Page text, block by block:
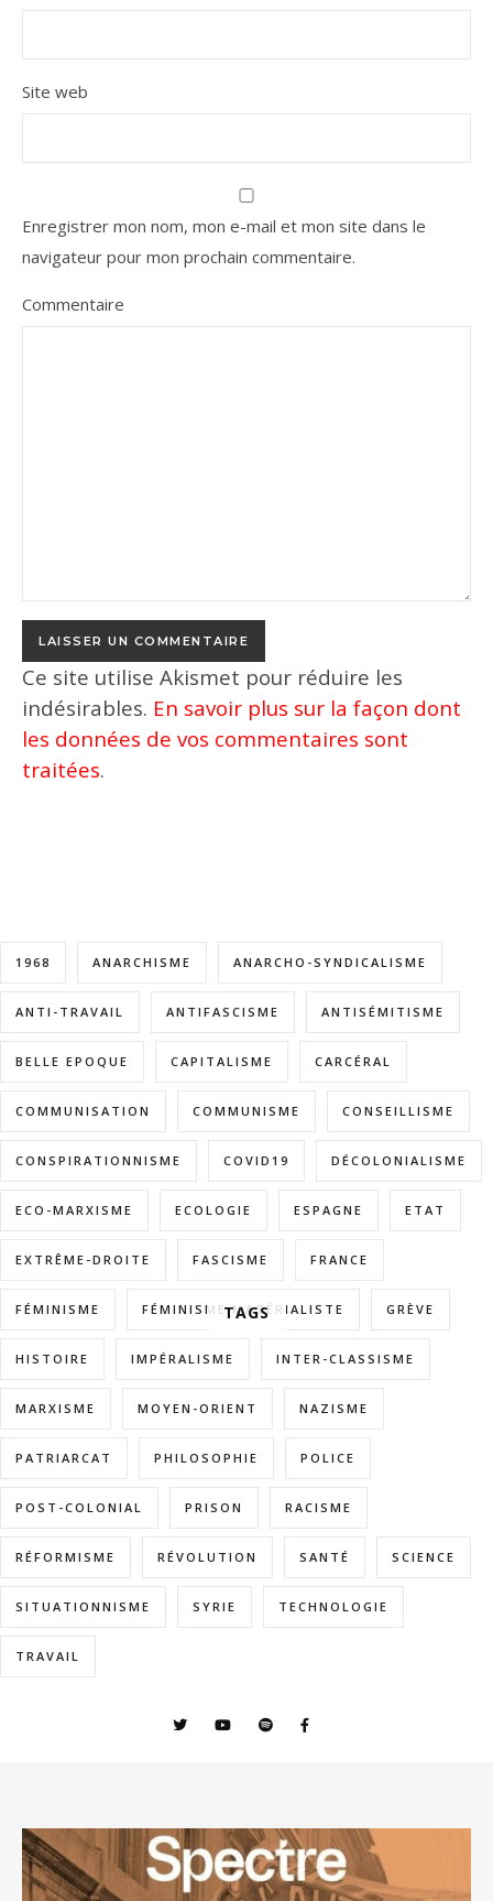
Site web
Enregistrer mon nom, mon e-mail et mon site dans le
navigateur pour mon prochain commentaire.
Commentaire
Ce site utilise Akismet pour réduire les
indésirables. En savoir plus sur la façon dont
les données de vos commentaires sont
traitées.
TAGS
1968 ANARCHISME ANARCHO-SYNDICALISME
ANTI-TRAVAIL ANTIFASCISME ANTISÉMITISME
BELLE EPOQUE CAPITALISME CARCÉRAL
COMMUNISATION COMMUNISME CONSEILLISME
CONSPIRATIONNISME COVID19 DÉCOLONIALISME
ECO-MARXISME ECOLOGIE ESPAGNE ETAT
EXTRÊME-DROITE FASCISME FRANCE
FÉMINISME FÉMINISME MATÉRIALISTE GRÈVE
HISTOIRE IMPÉRALISME INTER-CLASSISME
MARXISME MOYEN-ORIENT NAZISME
PATRIARCAT PHILOSOPHIE POLICE
POST-COLONIAL PRISON RACISME
RÉFORMISME RÉVOLUTION SANTÉ SCIENCE
SITUATIONNISME SYRIE TECHNOLOGIE
TRAVAIL